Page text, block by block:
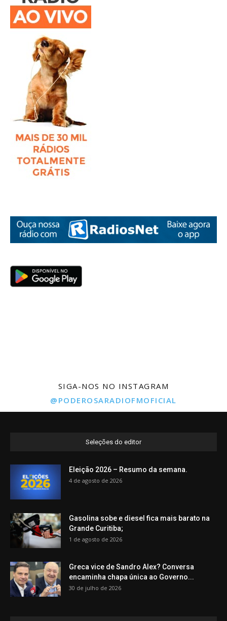
SIGA-NOS NO INSTAGRAM
@PODEROSARADIOFMOFICIAL
Seleções do editor
Eleição 2026 – Resumo da semana.
4 de agosto de 2026
Gasolina sobe e diesel fica mais barato na
Grande Curitiba;
1 de agosto de 2026
Greca vice de Sandro Alex? Conversa
encaminha chapa única ao Governo...
30 de julho de 2026